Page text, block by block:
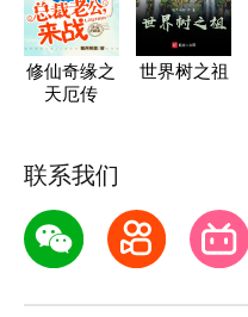
修仙奇缘之
天厄传
世界树之祖
联系我们